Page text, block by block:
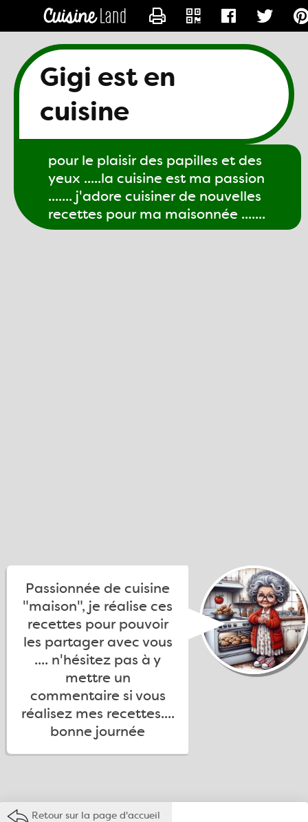
Gigi est en
cuisine
pour le plaisir des papilles et des
yeux .....la cuisine est ma passion
....... j'adore cuisiner de nouvelles
recettes pour ma maisonnée .......
Passionnée de cuisine
"maison", je réalise ces
recettes pour pouvoir
les partager avec vous
.... n'hésitez pas à y
mettre un
commentaire si vous
réalisez mes recettes....
bonne journée
Retour sur la page d'accueil
CONTACTER GIGI61